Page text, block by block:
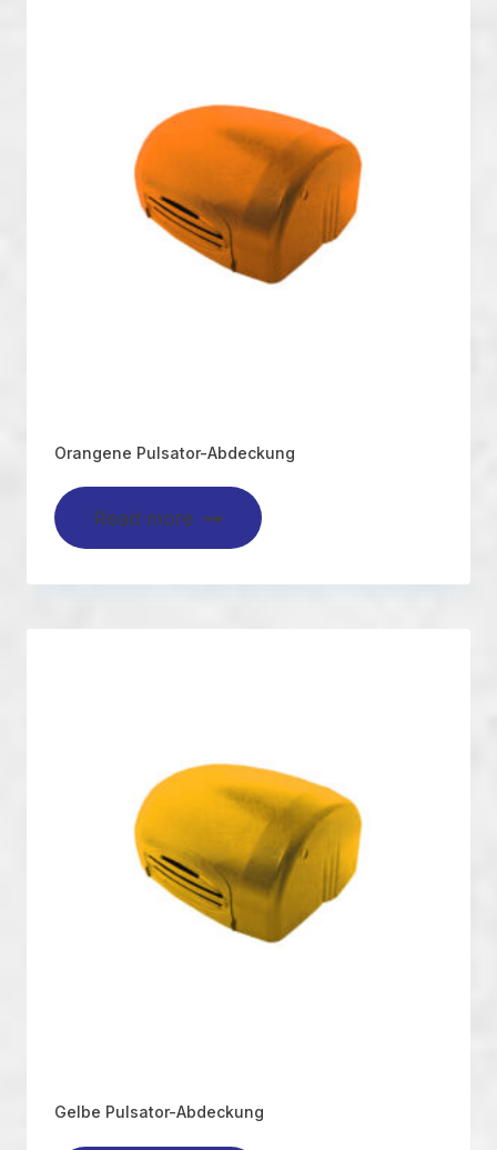
Orangene Pulsator-Abdeckung
Read more
Gelbe Pulsator-Abdeckung